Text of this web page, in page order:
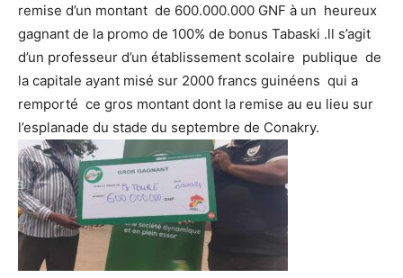
remise d’un montant de 600.000.000 GNF à un heureux
gagnant de la promo de 100% de bonus Tabaski .ll s’agit
d’un professeur d’un établissement scolaire publique de
la capitale ayant misé sur 2000 francs guinéens qui a
remporté ce gros montant dont la remise au eu lieu sur
l’esplanade du stade du septembre de Conakry.